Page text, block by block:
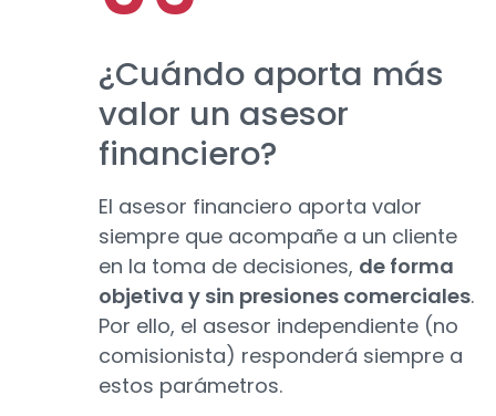
¿Cuándo aporta más
valor un asesor
financiero?
El asesor financiero aporta valor
siempre que acompañe a un cliente
en la toma de decisiones, de forma
objetiva y sin presiones comerciales.
Por ello, el asesor independiente (no
comisionista) responderá siempre a
estos parámetros.